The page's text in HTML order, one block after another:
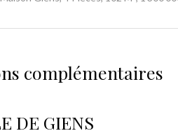
complémentaires
DE GIENS